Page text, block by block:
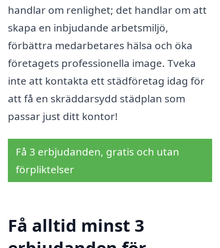
handlar om renlighet; det handlar om att
skapa en inbjudande arbetsmiljö,
förbättra medarbetares hälsa och öka
företagets professionella image. Tveka
inte att kontakta ett städföretag idag för
att få en skräddarsydd städplan som
passar just ditt kontor!
Få 3 erbjudanden, gratis och utan
förpliktelser
Få alltid minst 3